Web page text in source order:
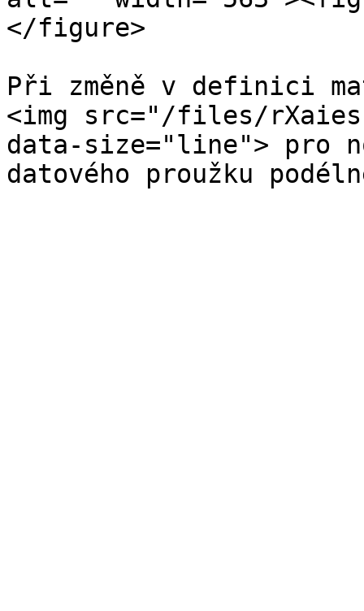
</figure>
Při změně v definici
<img src="/files/
data-size="line"> pro